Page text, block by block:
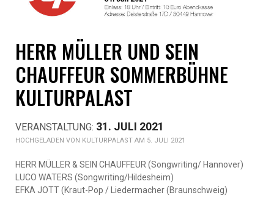
HERR MÜLLER UND SEIN
CHAUFFEUR SOMMERBÜHNE
KULTURPALAST
31. JULI 2021
KULTURPALAST AM 5. JULI 2021
HERR MÜLLER & SEIN CHAUFFEUR (Songwriting/ Hannover)
LUCO WATERS (Songwriting/Hildesheim)
EFKA JOTT (Kraut-Pop / Liedermacher (Braunschweig)